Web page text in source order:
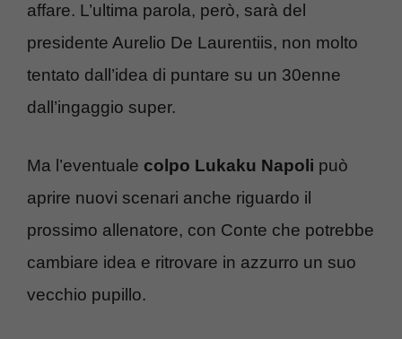
affare. L’ultima parola, però, sarà del
presidente Aurelio De Laurentiis, non molto
tentato dall’idea di puntare su un 30enne
dall’ingaggio super.
Ma l’eventuale colpo Lukaku Napoli può
aprire nuovi scenari anche riguardo il
prossimo allenatore, con Conte che potrebbe
cambiare idea e ritrovare in azzurro un suo
vecchio pupillo.